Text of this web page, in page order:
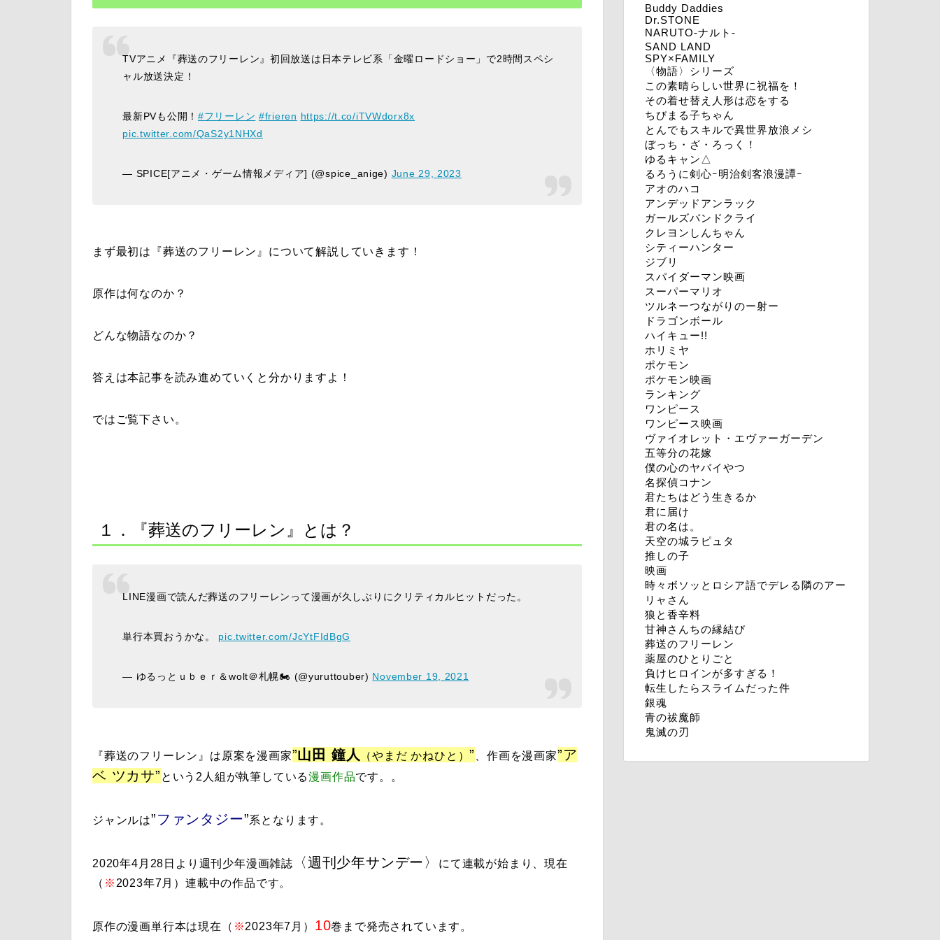
TVアニメ『葬送のフリーレン』初回放送は日本テレビ系「金曜ロードショー」で2時間スペシ
ャル放送決定！
最新PVも公開！ #フリーレン #frieren https://t.co/iTVWdorx8x
pic.twitter.com/QaS2y1NHXd
— SPICE[アニメ・ゲーム情報メディア] (@spice_anige) June 29, 2023
まず最初は『葬送のフリーレン 』について解説していきます！
原作は何なのか？
どんな物語なのか？
答えは本記事を読み進めていくと分かりますよ！
ではご覧下さい。
１．『葬送のフリーレン』とは？
LINE漫画で読んだ葬送のフリーレンって漫画が久しぶりにクリティカルヒットだった。
単行本買おうかな。 pic.twitter.com/JcYtFIdBgG
— ゆるっとｕｂｅｒ＆wolt＠札幌🏍 (@yuruttouber) November 19, 2021
『葬送のフリーレン 』は原案を漫画家”山田 鐘人 （やまだ かねひと） ” 、作画を漫画家”ア
ベ ツカサ” という2人組が執筆している漫画作品です。。
ジャンルは”ファンタジー”系となります。
2020年4月28日より週刊少年漫画雑誌 〈週刊少年サンデー〉
にて連載が始まり、現在
（ ※ 2023年7月）連載中の作品です。
原作の漫画単行本は現在（ ※2023年7月） 10巻まで発売されています。
Buddy Daddies
Dr.STONE
NARUTO-ナルト-
SAND LAND
SPY×FAMILY
〈物語〉シリーズ
この素晴らしい世界に祝福を！
その着せ替え人形は恋をする
ちびまる子ちゃん
とんでもスキルで異世界放浪メシ
ぼっち・ざ・ろっく！
ゆるキャン△
るろうに剣心ｰ明治剣客浪漫譚ｰ
アオのハコ
アンデッドアンラック
ガールズバンドクライ
クレヨンしんちゃん
シティーハンター
ジブリ
スパイダーマン映画
スーパーマリオ
ツルネーつながりのー射ー
ドラゴンボール
ハイキュー!!
ホリミヤ
ポケモン
ポケモン映画
ランキング
ワンピース
ワンピース映画
ヴァイオレット・エヴァーガーデン
五等分の花嫁
僕の心のヤバイやつ
名探偵コナン
君たちはどう生きるか
君に届け
君の名は。
天空の城ラピュタ
推しの子
映画
時々ボソッとロシア語でデレる隣のアー
リャさん
狼と香辛料
甘神さんちの縁結び
葬送のフリーレン
薬屋のひとりごと
負けヒロインが多すぎる！
転生したらスライムだった件
銀魂
青の祓魔師
鬼滅の刃